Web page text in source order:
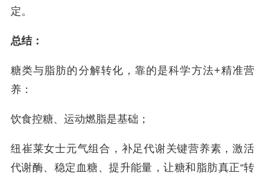
定。
总结：
糖类与脂肪的分解转化，靠的是科学方法+精准营
养：
饮食控糖、运动燃脂是基础；
纽崔莱女士元气组合，补足代谢关键营养素，激活
代谢酶、稳定血糖、提升能量，让糖和脂肪真正“转